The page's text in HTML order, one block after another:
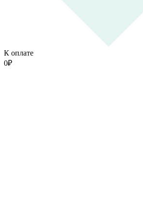
К оплате
0₽